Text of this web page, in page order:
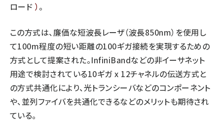
ロード ） 。
この方式は、廉価な短波長レーザ（波長850nm）を使用し
て100m程度の短い距離の100ギガ接続を実現するための
方式として提案された。InfiniBandなどの非イーサネット
用途で検討されている10ギガ x 12チャネルの伝送方式と
の方式共通化により、光トランシーバなどのコンポーネント
や、並列ファイバを共通化できるなどのメリットも期待され
ている。